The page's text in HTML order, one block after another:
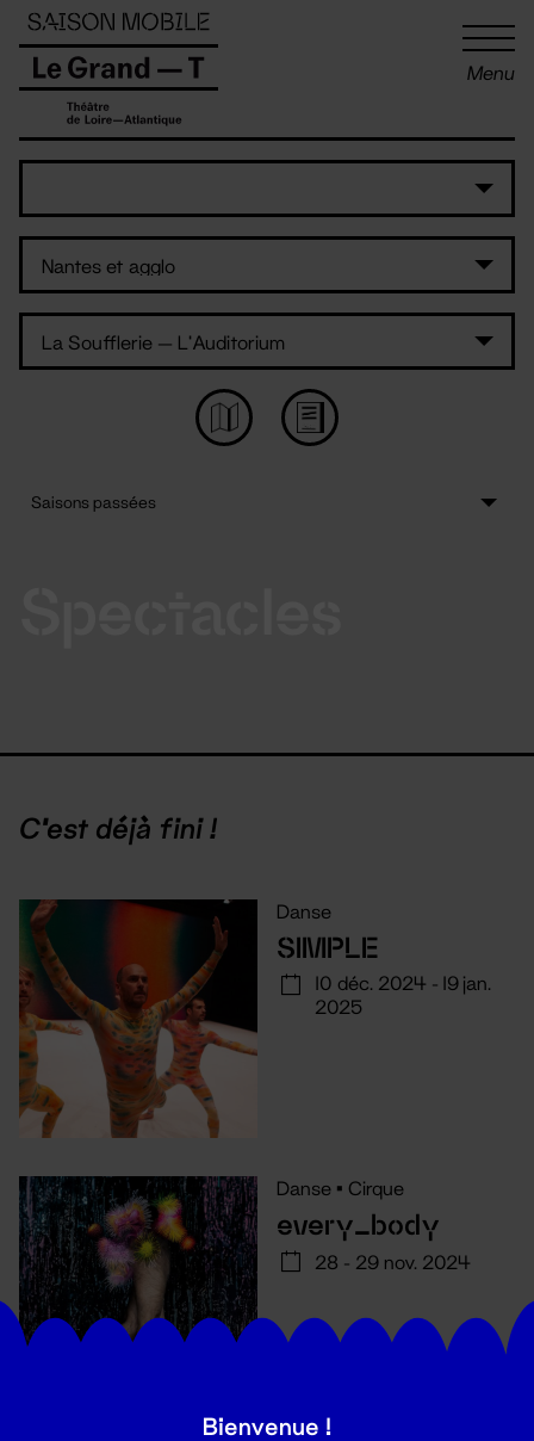
Menu
C'est déjà fini !
Danse
SIMPLE
10 déc. 2024 - 19 jan.
2025
Danse • Cirque
every_body
28 - 29 nov. 2024
Panneau de gestion des cookies
Bienvenue !